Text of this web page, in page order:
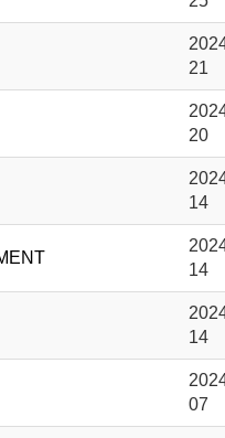
21
20
14
14
14
07